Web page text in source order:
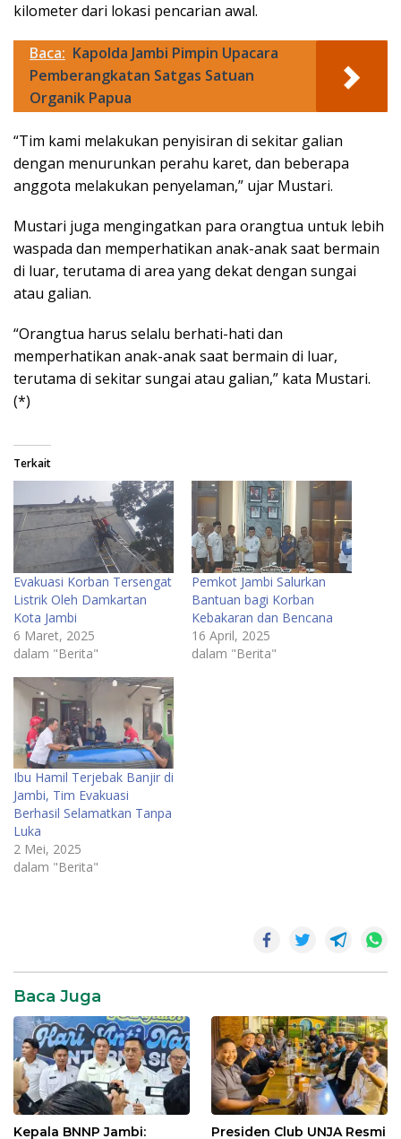
kilometer dari lokasi pencarian awal.
Baca: Kapolda Jambi Pimpin Upacara
Pemberangkatan Satgas Satuan
Organik Papua
“Tim kami melakukan penyisiran di sekitar galian
dengan menurunkan perahu karet, dan beberapa
anggota melakukan penyelaman,” ujar Mustari.
Mustari juga mengingatkan para orangtua untuk lebih
waspada dan memperhatikan anak-anak saat bermain
di luar, terutama di area yang dekat dengan sungai
atau galian.
“Orangtua harus selalu berhati-hati dan
memperhatikan anak-anak saat bermain di luar,
terutama di sekitar sungai atau galian,” kata Mustari.
(*)
Terkait
Evakuasi Korban Tersengat
Listrik Oleh Damkartan
Kota Jambi
6 Maret, 2025
dalam "Berita"
Pemkot Jambi Salurkan
Bantuan bagi Korban
Kebakaran dan Bencana
16 April, 2025
dalam "Berita"
Ibu Hamil Terjebak Banjir di
Jambi, Tim Evakuasi
Berhasil Selamatkan Tanpa
Luka
2 Mei, 2025
dalam "Berita"
galian
Jambi
korban
banjir
Korban
Baca Juga
Kepala BNNP Jambi: Presiden Club UNJA Resmi